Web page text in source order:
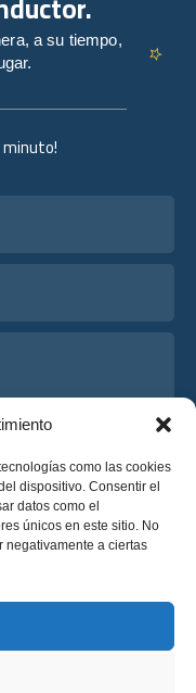
como las cookies
dispositivo. Consentir el
datos como el
únicos en este sitio. No
negativamente a ciertas
minuto!
a su tiempo,